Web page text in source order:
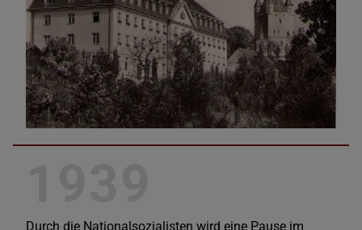
Durch die Nationalsozialisten wird eine Pause im